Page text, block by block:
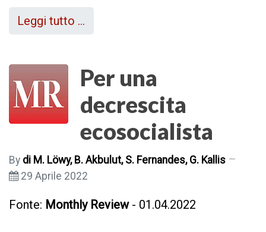
Leggi tutto …
Per una
decrescita
ecosocialista
By di M. Löwy, B. Akbulut, S. Fernandes, G. Kallis
29 Aprile 2022
Fonte: Monthly Review- 01.04.2022